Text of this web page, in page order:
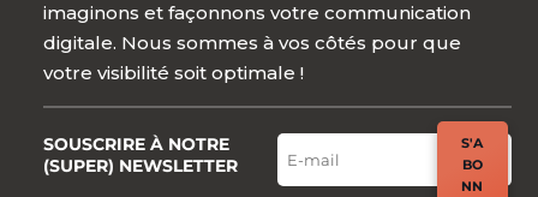
imaginons et façonnons votre communication
digitale. Nous sommes à vos côtés pour que
votre visibilité soit optimale !
SOUSCRIRE À NOTRE
(SUPER) NEWSLETTER
S'A
BO
NN